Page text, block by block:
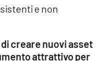
e non
creare nuovi asset
attrattivo per